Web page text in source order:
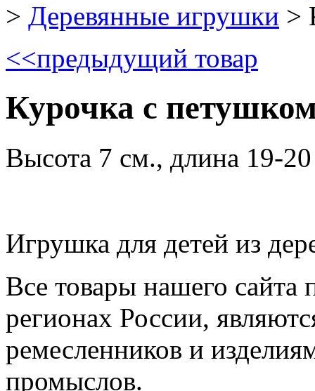
> Деревянные игрушки >
<<предыдущий товар
Курочка с
Высота 7 см., длина 19-
Игрушка для детей из
Все товары нашего сайта
регионах России,
ремесленников и
промыслов.